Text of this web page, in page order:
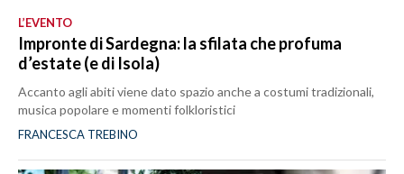
L’EVENTO
Impronte di Sardegna: la sfilata che profuma
d’estate (e di Isola)
Accanto agli abiti viene dato spazio anche a costumi tradizionali,
musica popolare e momenti folkloristici
FRANCESCA TREBINO